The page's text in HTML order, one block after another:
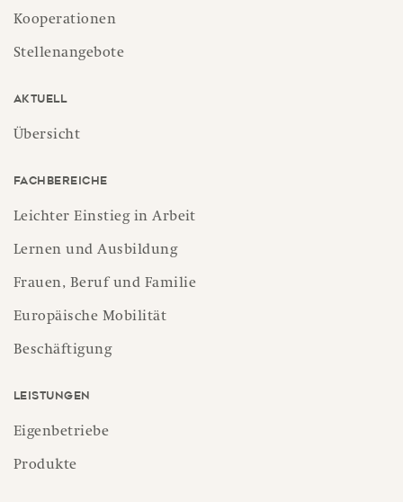
Kooperationen
Stellenangebote
Aktuell
Übersicht
Fachbereiche
Leichter Einstieg in Arbeit
Lernen und Ausbildung
Frauen, Beruf und Familie
Europäische Mobilität
Beschäftigung
Leistungen
Eigenbetriebe
Produkte